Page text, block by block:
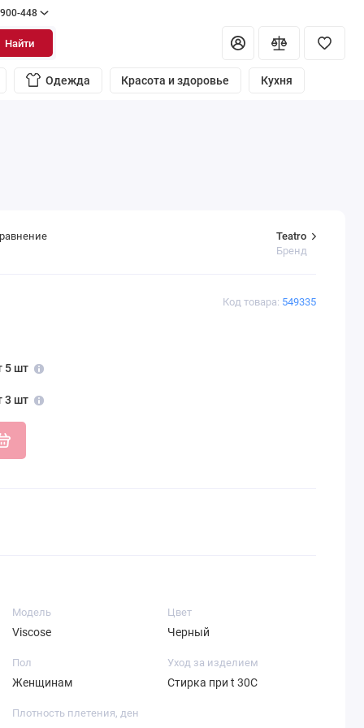
448
Найти
Одежда Красота и здоровье Кухня
Код товара: 549335
Teatro
Бренд
5 шт
3 шт
Модель
Viscose
Цвет
Черный
Пол
Женщинам
Уход за изделием
Стирка при t 30С
Плотность плетения, ден